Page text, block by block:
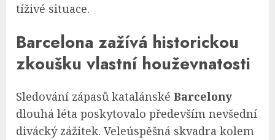
tíživé situace.
Barcelona zažívá historickou
zkoušku vlastní houževnatosti
Sledování zápasů katalánské Barcelony
dlouhá léta poskytovalo především nevšední
divácký zážitek. Veleúspěšná skvadra kolem